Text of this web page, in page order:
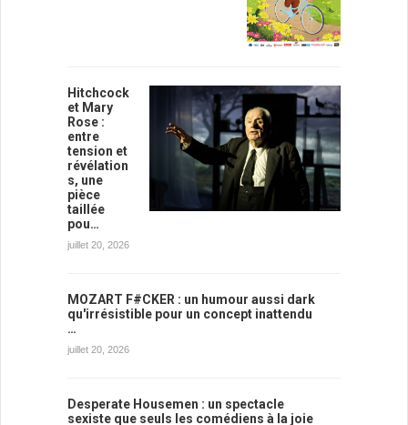
Hitchcock
et Mary
Rose :
entre
tension et
révélation
s, une
pièce
taillée
pou…
juillet 20, 2026
MOZART F#CKER : un humour aussi dark
qu'irrésistible pour un concept inattendu
…
juillet 20, 2026
Desperate Housemen : un spectacle
sexiste que seuls les comédiens à la joie